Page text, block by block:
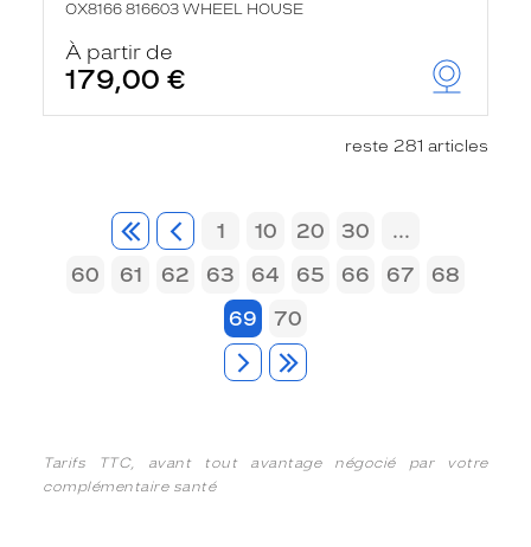
OX8166 816603 WHEEL HOUSE
À partir de
179,00 €
reste 281 articles
1 10 20 30
...
60
61 62 63 64 65 66 67
68
69
70
Tarifs TTC, avant tout avantage négocié par votre
complémentaire santé